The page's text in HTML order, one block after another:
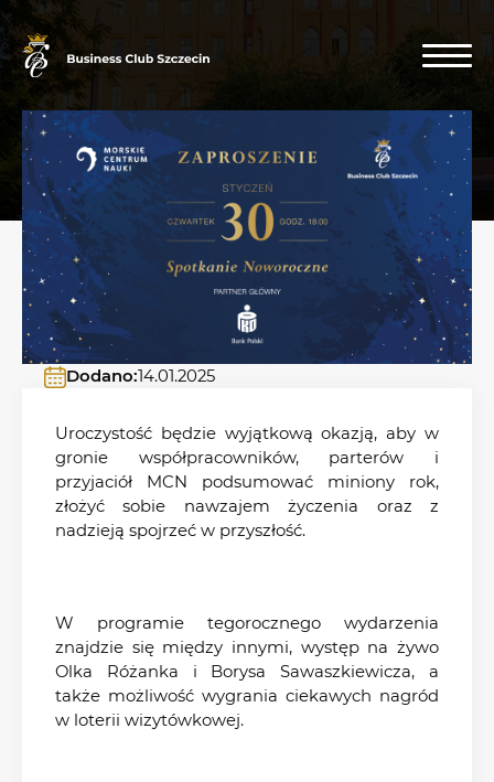
Dodano:14.01.2025
Uroczystość będzie wyjątkową okazją, aby w
gronie współpracowników, parterów i
przyjaciół MCN podsumować miniony rok,
złożyć sobie nawzajem życzenia oraz z
nadzieją spojrzeć w przyszłość.
W programie tegorocznego wydarzenia
znajdzie się między innymi, występ na żywo
Olka Różanka i Borysa Sawaszkiewicza, a
także możliwość wygrania ciekawych nagród
w loterii wizytówkowej.